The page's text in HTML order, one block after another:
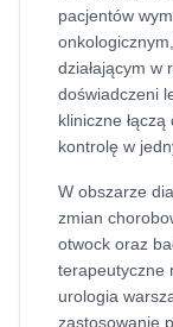
pacjentów
działającym w
doświadczeni
kliniczne
kontrolę w
W obszarze
zmian
otwock oraz
terapeutyczne
urologia
zastosowanie